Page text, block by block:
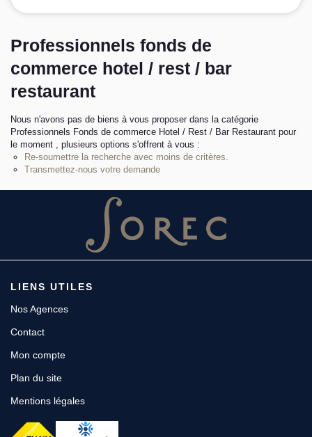
L’équipe sorec
Recrutement
Professionnels fonds de
commerce hotel / rest / bar
restaurant
Nous n'avons pas de biens à vous proposer dans la catégorie
Professionnels Fonds de commerce Hotel / Rest / Bar Restaurant pour
le moment , plusieurs options s'offrent à vous :
Re-soumettre la recherche avec moins de critères.
Transmettez-nous votre demande
LIENS UTILES
Nos Agences
Contact
Mon compte
Plan du site
Mentions légales